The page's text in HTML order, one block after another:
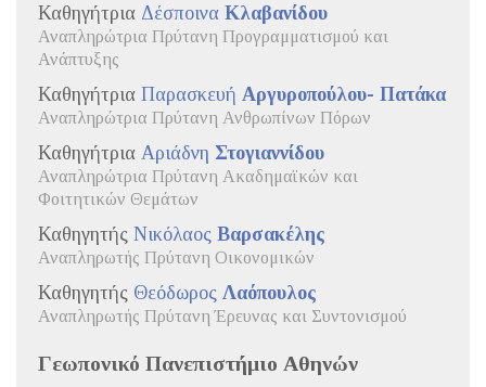
Καθηγήτρια Δέσποινα Κλαβανίδου
Αναπληρώτρια Πρύτανη Προγραμματισμού και
Ανάπτυξης
Καθηγήτρια Παρασκευή Αργυροπούλου- Πατάκα
Αναπληρώτρια Πρύτανη Ανθρωπίνων Πόρων
Καθηγήτρια Αριάδνη Στογιαννίδου
Αναπληρώτρια Πρύτανη Ακαδημαϊκών και
Φοιτητικών Θεμάτων
Καθηγητής Νικόλαος Βαρσακέλης
Αναπληρωτής Πρύτανη Οικονομικών
Καθηγητής Θεόδωρος Λαόπουλος
Αναπληρωτής Πρύτανη Έρευνας και Συντονισμού
Γεωπονικό Πανεπιστήμιο Αθηνών